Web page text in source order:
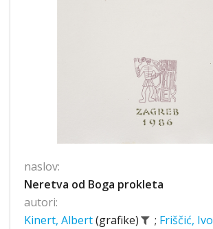
naslov:
Neretva od Boga prokleta
autori:
Kinert, Albert(grafike) ; Friščić, Ivo